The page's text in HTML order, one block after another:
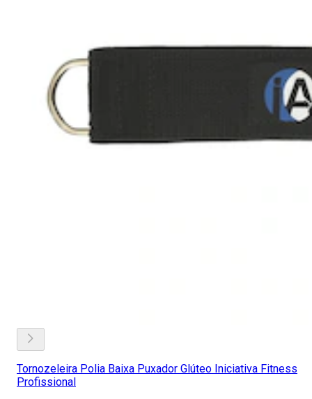
Tornozeleira Polia Baixa Puxador Glúteo Iniciativa Fitness
Profissional